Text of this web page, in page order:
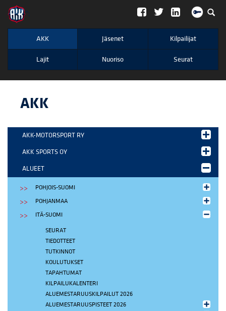
";
AKK Jäsenet Kilpailijat
Lajit Nuoriso Seurat
AKK
AKK-MOTORSPORT RY
AKK SPORTS OY
ALUEET
POHJOIS-SUOMI
POHJANMAA
ITÄ-SUOMI
SEURAT
TIEDOTTEET
TUTKINNOT
KOULUTUKSET
TAPAHTUMAT
KILPAILUKALENTERI
ALUEMESTARUUSKILPAILUT 2026
ALUEMESTARUUSPISTEET 2026